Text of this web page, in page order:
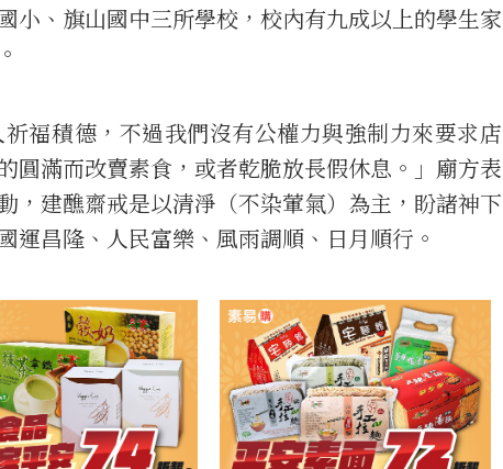
小、旗山國中三所學校，校內有九成以上的學生家
福積德，不過我們沒有公權力與強制力來要求店
圓滿而改賣素食，或者乾脆放長假休息。」廟方表
，建醮齋戒是以清淨（不染葷氣）為主，盼諸神下
運昌隆、人民富樂、風雨調順、日月順行。